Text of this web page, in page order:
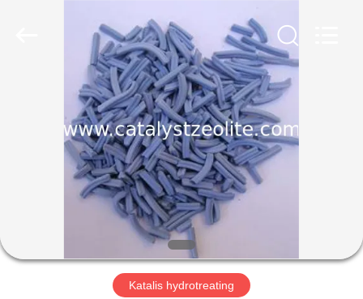
RUMAH
PRODUK
TENTANG
TUR
Katalis hydrotreating